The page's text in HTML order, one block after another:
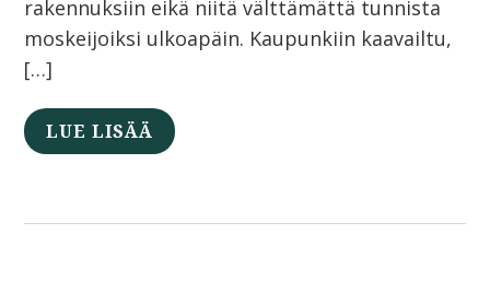
rakennuksiin eikä niitä välttämättä tunnista
moskeijoiksi ulkoapäin. Kaupunkiin kaavailtu,
[…]
LUE LISÄÄ